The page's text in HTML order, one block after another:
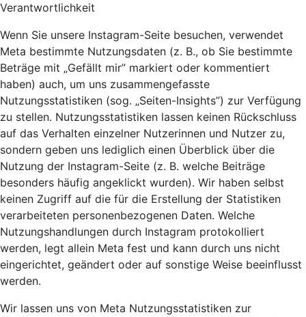
Verantwortlichkeit
Wenn Sie unsere Instagram-Seite besuchen, verwendet
Meta bestimmte Nutzungsdaten (z. B., ob Sie bestimmte
Beträge mit „Gefällt mir” markiert oder kommentiert
haben) auch, um uns zusammengefasste
Nutzungsstatistiken (sog. „Seiten-Insights”) zur Verfügung
zu stellen. Nutzungsstatistiken lassen keinen Rückschluss
auf das Verhalten einzelner Nutzerinnen und Nutzer zu,
sondern geben uns lediglich einen Überblick über die
Nutzung der Instagram-Seite (z. B. welche Beiträge
besonders häufig angeklickt wurden). Wir haben selbst
keinen Zugriff auf die für die Erstellung der Statistiken
verarbeiteten personenbezogenen Daten. Welche
Nutzungshandlungen durch Instagram protokolliert
werden, legt allein Meta fest und kann durch uns nicht
eingerichtet, geändert oder auf sonstige Weise beeinflusst
werden.
Wir lassen uns von Meta Nutzungsstatistiken zur